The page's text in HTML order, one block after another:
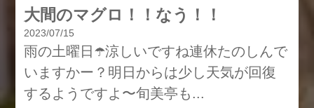
大間のマグロ！！なう！！
2023/07/15
雨の土曜日☂️涼しいですね連休たのしんで
いますかー？明日からは少し天気が回復
するようですよ〜旬美亭も...